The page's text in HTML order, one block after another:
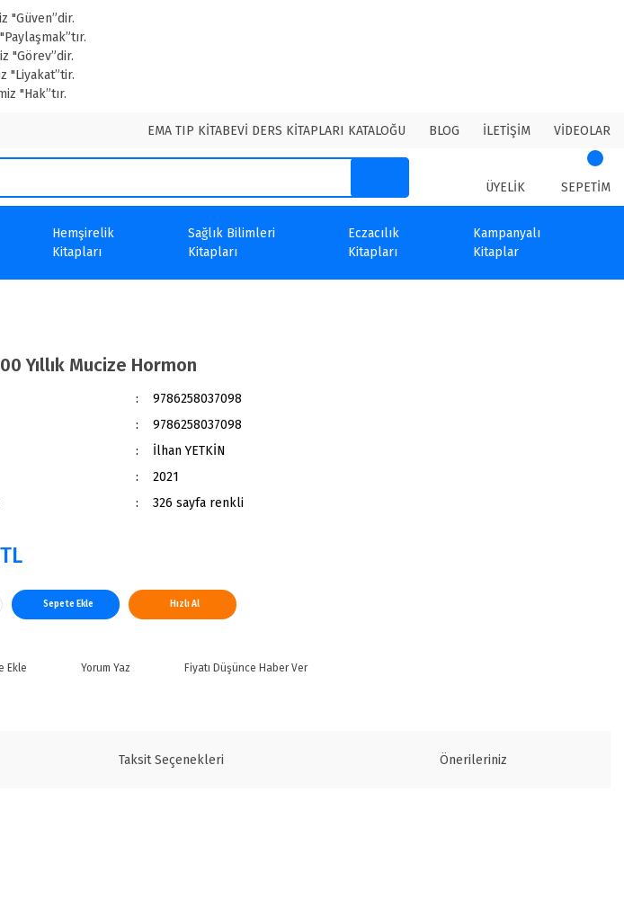
"Güven”dir.
"Görev”dir.
"Liyakat”tir.
"Hak”tır.
EMA TIP KİTABEVİ DERS KİTAPLARI KATALOĞU BLOG İLETİŞİM VİDEOLAR
ÜYELİK SEPETİM
Hemşirelik
Kitapları
Sağlık Bilimleri
Kitapları
Eczacılık
Kitapları
Kampanyalı
Kitaplar
Yıllık Mucize Hormon
9786258037098
9786258037098
İlhan YETKİN
2021
326 sayfa renkli
Sepete Ekle Hızlı Al
Yorum Yaz Fiyatı Düşünce Haber Ver
Taksit Seçenekleri Önerileriniz